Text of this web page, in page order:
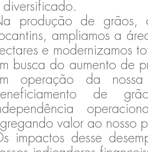
produção de grãos,
ampliamos a
e modernizamos
busca do aumento de
operação da
de
valor ao nosso
impactos desse